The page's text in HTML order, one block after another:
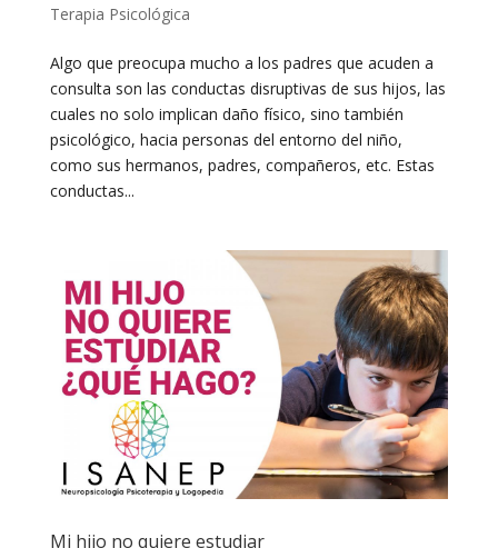
Terapia Psicológica
Algo que preocupa mucho a los padres que acuden a
consulta son las conductas disruptivas de sus hijos, las
cuales no solo implican daño físico, sino también
psicológico, hacia personas del entorno del niño,
como sus hermanos, padres, compañeros, etc. Estas
conductas...
Mi hijo no quiere estudiar